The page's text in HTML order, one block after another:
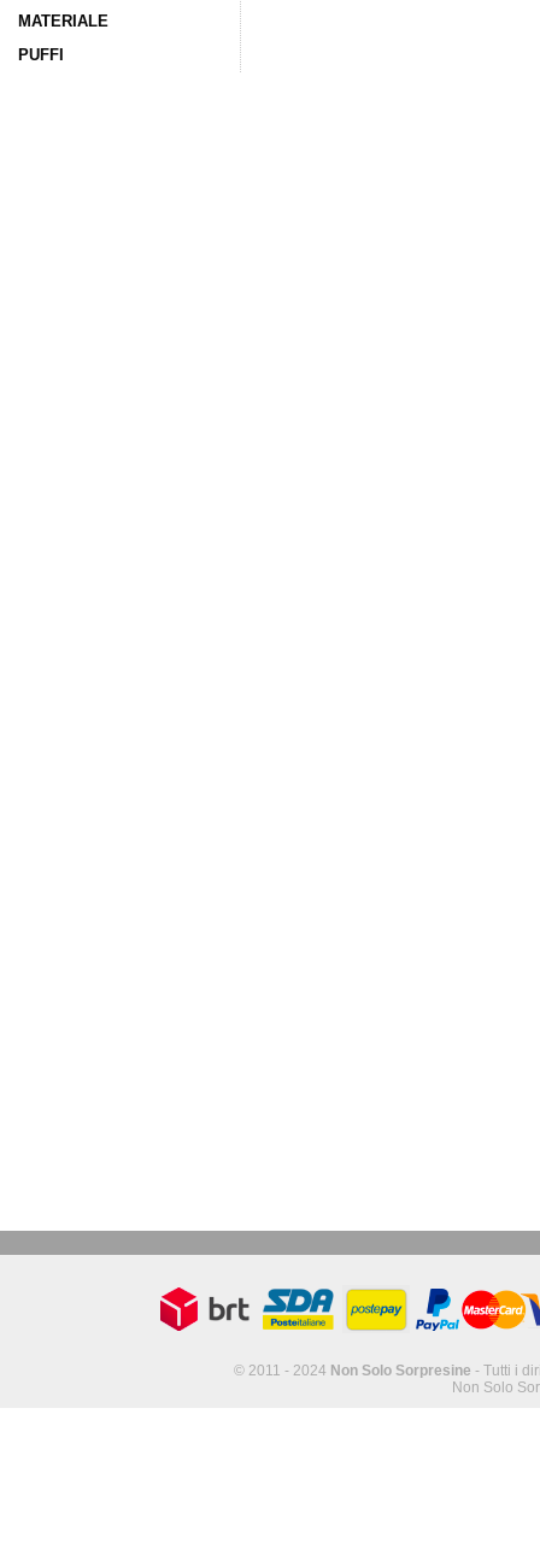
MATERIALE
PUFFI
© 2011 - 2024 Non Solo Sorpresine - Tutti i
Non Solo